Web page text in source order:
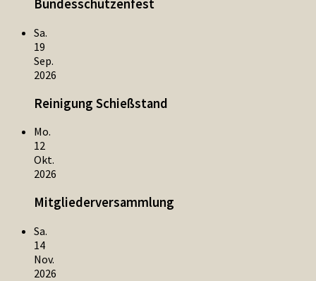
Bundesschützenfest
Sa.
19
Sep.
2026
Reinigung Schießstand
Mo.
12
Okt.
2026
Mitgliederversammlung
Sa.
14
Nov.
2026